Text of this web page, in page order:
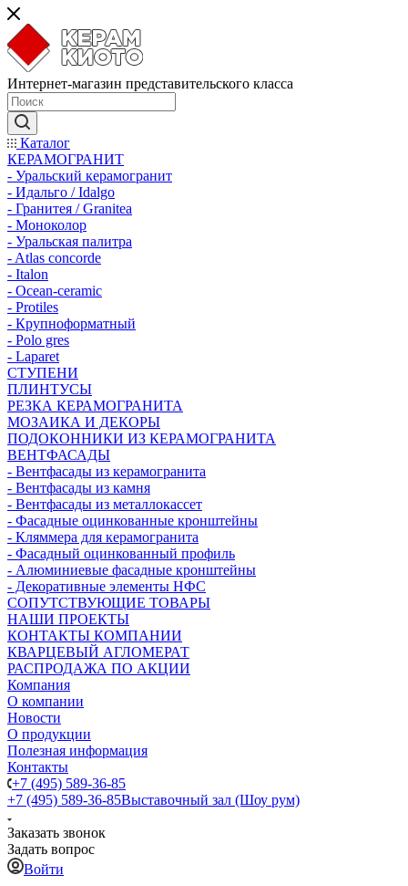
Интернет-магазин представительского класса
Каталог
КЕРАМОГРАНИТ
- Уральский керамогранит
- Идальго / Idalgo
- Гранитея / Granitea
- Моноколор
- Уральская палитра
- Atlas concorde
- Italon
- Ocean-ceramic
- Protiles
- Крупноформатный
- Polo gres
- Laparet
СТУПЕНИ
ПЛИНТУСЫ
РЕЗКА КЕРАМОГРАНИТА
МОЗАИКА И ДЕКОРЫ
ПОДОКОННИКИ ИЗ КЕРАМОГРАНИТА
ВЕНТФАСАДЫ
- Вентфасады из керамогранита
- Вентфасады из камня
- Вентфасады из металлокассет
- Фасадные оцинкованные кронштейны
- Кляммера для керамогранита
- Фасадный оцинкованный профиль
- Алюминиевые фасадные кронштейны
- Декоративные элементы НФС
СОПУТСТВУЮЩИЕ ТОВАРЫ
НАШИ ПРОЕКТЫ
КОНТАКТЫ КОМПАНИИ
КВАРЦЕВЫЙ АГЛОМЕРАТ
РАСПРОДАЖА ПО АКЦИИ
Компания
О компании
Новости
О продукции
Полезная информация
Контакты
+7 (495) 589-36-85
+7 (495) 589-36-85Выставочный зал (Шоу рум)
Заказать звонок
Задать вопрос
Войти